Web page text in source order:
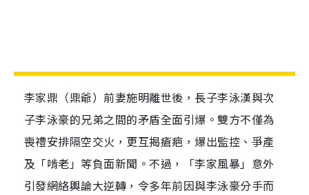
李家鼎（鼎爺）前妻施明離世後，長子李泳漢與次
子李泳豪的兄弟之間的矛盾全面引爆。雙方不僅為
喪禮安排隔空交火，更互揭瘡疤，爆出監控、爭產
及「啃老」等負面新聞。不過，「李家風暴」意外
引發網絡輿論大逆轉，令多年前因與李泳豪分手而